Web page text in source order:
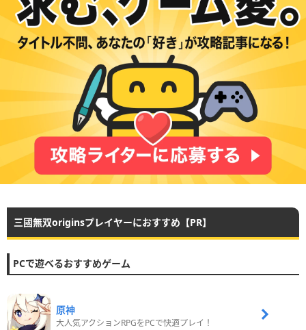
三國無双originsプレイヤーにおすすめ【PR】
PCで遊べるおすすめゲーム
原神
大人気アクションRPGをPCで快適プレイ！